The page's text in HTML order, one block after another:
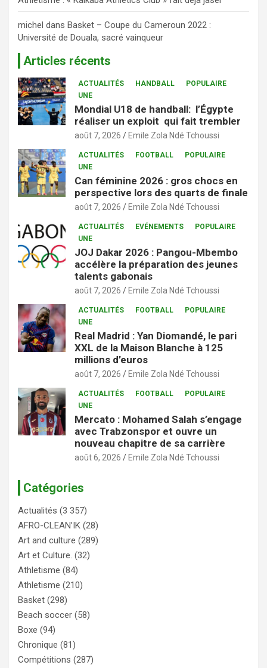
michel dans Basket – Coupe du Cameroun 2022 :
Université de Douala, sacré vainqueur
Articles récents
ACTUALITÉS HANDBALL
POPULAIRE
UNE
Mondial U18 de handball: l’Égypte
réaliser un exploit qui fait trembler
août 7, 2026 Emile Zola Ndé Tchoussi
ACTUALITÉS FOOTBALL
POPULAIRE
UNE
Can féminine 2026 : gros chocs en
perspective lors des quarts de finale
août 7, 2026 Emile Zola Ndé Tchoussi
ACTUALITÉS EVÉNEMENTS
POPULAIRE
UNE
JOJ Dakar 2026 : Pangou-Mbembo
accélère la préparation des jeunes
talents gabonais
août 7, 2026 Emile Zola Ndé Tchoussi
ACTUALITÉS FOOTBALL
POPULAIRE
UNE
Real Madrid : Yan Diomandé, le pari
XXL de la Maison Blanche à 125
millions d’euros
août 7, 2026 Emile Zola Ndé Tchoussi
ACTUALITÉS FOOTBALL
POPULAIRE
UNE
Mercato : Mohamed Salah s’engage
avec Trabzonspor et ouvre un
nouveau chapitre de sa carrière
août 6, 2026 Emile Zola Ndé Tchoussi
Catégories
Actualités (3 357)
AFRO-CLEAN’IK (28)
Art and culture (289)
Art et Culture. (32)
Athletisme (84)
Athletisme (210)
Basket (298)
Beach soccer (58)
Boxe (94)
Chronique (81)
Compétitions (287)